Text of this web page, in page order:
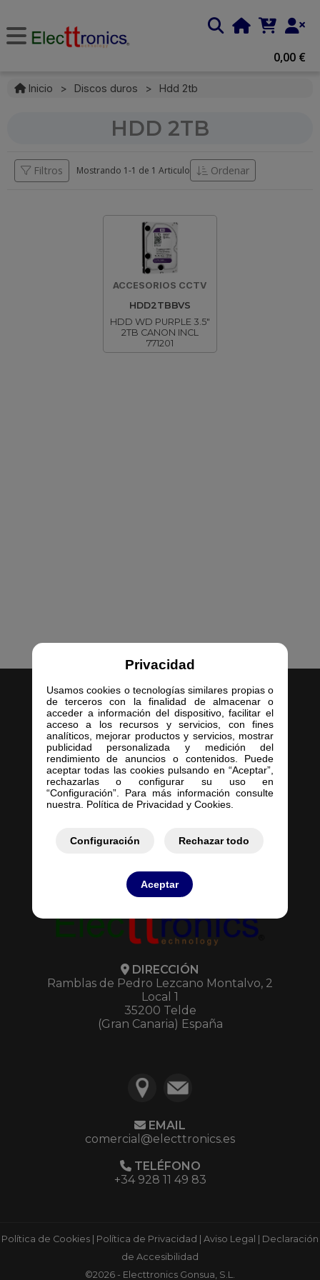
Privacidad
Usamos cookies o tecnologías similares propias o
de terceros con la finalidad de almacenar o
acceder a información del dispositivo, facilitar el
acceso a los recursos y servicios, con fines
analíticos, mejorar productos y servicios, mostrar
publicidad personalizada y medición del
rendimiento de anuncios o contenidos. Puede
aceptar todas las cookies pulsando en “Aceptar”,
rechazarlas o configurar su uso en
“Configuración”. Para más información consulte
nuestra. Política de Privacidad y Cookies.
Configuración Rechazar todo
Aceptar
0,00 €
Inicio > Discos duros > Hdd 2tb
HDD 2TB
Filtros Mostrando 1-1 de 1 Articulo Ordenar
ACCESORIOS CCTV
HDD2TBBVS
HDD WD PURPLE 3.5"
2TB CANON INCL
771201
Inicio
Empresa
Servicios
Contacto
Mis Presupuestos
DIRECCIÓN
Ramblas de Pedro Lezcano Montalvo, 2
Local 1
35200 Telde
(Gran Canaria) España
EMAIL
comercial@electtronics.es
TELÉFONO
+34 928 11 49 83
Política de Cookies Política de Privacidad Aviso Legal
Declaración
de Accesibilidad
©2026 - Electtronics Gonsua, S.L.